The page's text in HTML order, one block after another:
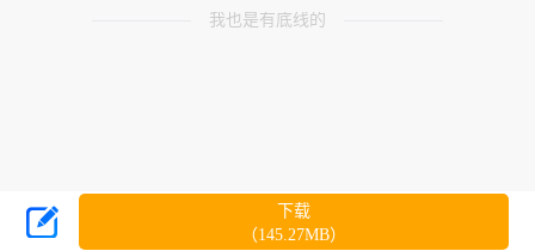
我也是有底线的
下载
（145.27MB）